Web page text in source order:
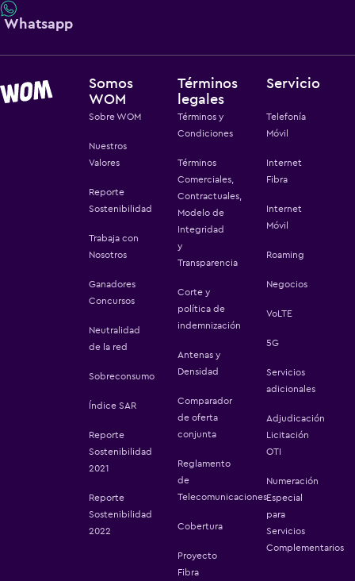
Whatsapp
Somos
WOM
Sobre WOM
Nuestros
Valores
Reporte
Sostenibilidad
Trabaja con
Nosotros
Ganadores
Concursos
Neutralidad
de la red
Sobreconsumo
Índice SAR
Reporte
Sostenibilidad
2021
Reporte
Sostenibilidad
2022
Términos
legales
Términos y
Condiciones
Términos
Comerciales,
Contractuales,
Modelo de
Integridad
y
Transparencia
Corte y
política de
indemnización
Antenas y
Densidad
Comparador
de oferta
conjunta
Reglamento
de
Telecomunicaciones
Cobertura
Proyecto
Fibra
Servicio
Telefonía
Móvil
Internet
Fibra
Internet
Móvil
Roaming
Negocios
VoLTE
5G
Servicios
adicionales
Adjudicación
Licitación
OTI
Numeración
Especial
para
Servicios
Complementarios